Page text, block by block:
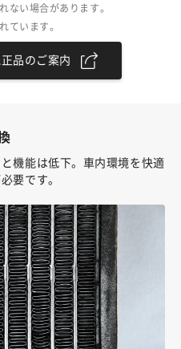
ない場合があります。
ています。
品のご案内
機能は低下。車内環境を快適
要です。